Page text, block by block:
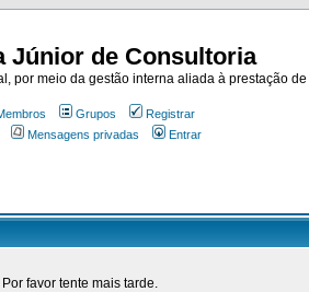
Júnior de Consultoria
meio da gestão interna aliada à prestação
Grupos
Registrar
Mensagens privadas Entrar
favor tente mais tarde.